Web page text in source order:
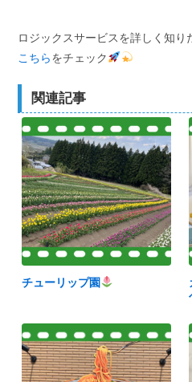
ロジックスサービスを詳しく知り
こちらをチェック
関連記事
チューリップ園